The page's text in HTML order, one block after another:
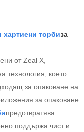
хартиени торбиза
от Zeal X,
технология, което
за опаковане на
за опаковане
предотвратява
поддържа чист и